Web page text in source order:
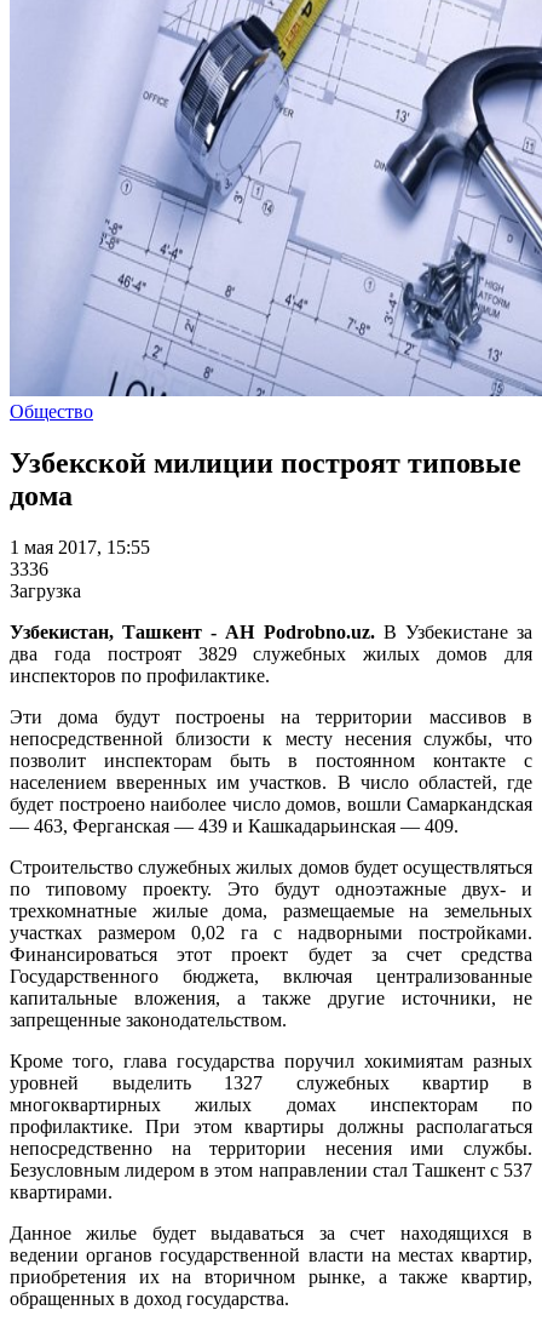
Общество
Узбекской милиции построят типовые
дома
1 мая 2017, 15:55
3336
Загрузка
Узбекистан, Ташкент - АН Podrobno.uz.В Узбекистане за
два года построят 3829 служебных жилых домов для
инспекторов по профилактике.
Эти дома будут построены на территории массивов в
непосредственной близости к месту несения службы, что
позволит инспекторам быть в постоянном контакте с
населением вверенных им участков. В число областей, где
будет построено наиболее число домов, вошли Самаркандская
— 463, Ферганская — 439 и Кашкадарьинская — 409.
Строительство служебных жилых домов будет осуществляться
по типовому проекту. Это будут одноэтажные двух- и
трехкомнатные жилые дома, размещаемые на земельных
участках размером 0,02 га с надворными постройками.
Финансироваться этот проект будет за счет средства
Государственного бюджета, включая централизованные
капитальные вложения, а также другие источники, не
запрещенные законодательством.
Кроме того, глава государства поручил хокимиятам разных
уровней выделить 1327 служебных квартир в
многоквартирных жилых домах инспекторам по
профилактике. При этом квартиры должны располагаться
непосредственно на территории несения ими службы.
Безусловным лидером в этом направлении стал Ташкент с 537
квартирами.
Данное жилье будет выдаваться за счет находящихся в
ведении органов государственной власти на местах квартир,
приобретения их на вторичном рынке, а также квартир,
обращенных в доход государства.